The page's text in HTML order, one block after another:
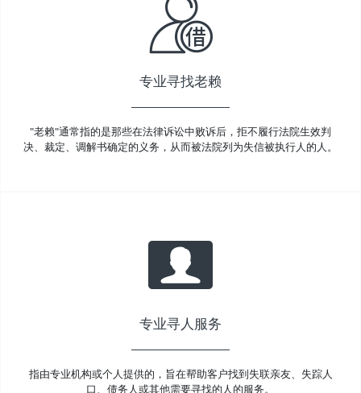
专业寻找老赖
"老赖"通常指的是那些在法律诉讼中败诉后，拒不履行法院生效判
决、裁定、调解书确定的义务，从而被法院列为失信被执行人的人。
专业寻人服务
指由专业机构或个人提供的，旨在帮助客户找到失联亲友、失踪人
口、债务人或其他需要寻找的人的服务。